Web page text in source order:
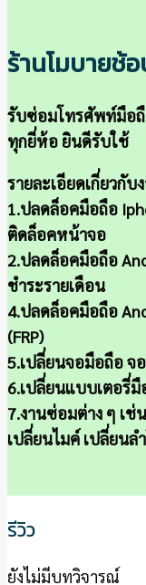
ร้านโมบายช้
รับซ่อมโทรศัพท์มือ
ทุกยี่ห้อ ยินดีรับใช้
รายละเอียดเกี่ยวกั
1.ปลดล็อคมือถือ
ติดล็อคหน้าจอ
2.ปลดล็อคมือถือ
ชำระรายเดือน
4.ปลดล็อคมือถือ
(FRP)
5.เปลี่ยนจอมือถือ จ
6.เปลี่ยนแบบเตอรี่
7.งานซ่อมต่าง ๆ เช่
เปลี่ยนไมค์ เปลี่ยนล
รีวิว
ยังไม่มีบทวิจารณ์